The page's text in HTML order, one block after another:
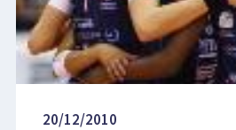
20/12/2010